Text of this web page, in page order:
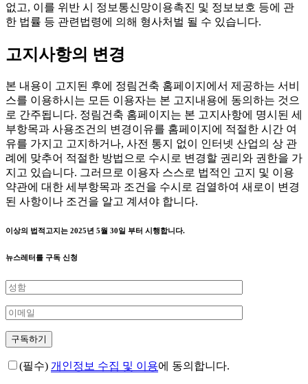
없고, 이를 위반 시 정보통신망이용촉진 및 정보보호 등에 관
한 법률 등 관련법령에 의해 형사처벌 될 수 있습니다.
고지사항의 변경
본 내용이 고지된 후에 정림건축 홈페이지에서 제공하는 서비
스를 이용하시는 모든 이용자는 본 고지내용에 동의하는 것으
로 간주됩니다. 정림건축 홈페이지는 본 고지사항에 명시된 세
부항목과 사용조건의 변경이유를 홈페이지에 적절한 시간 여
유를 가지고 고지하거나, 사전 통지 없이 인터넷 산업의 상 관
례에 맞추어 적절한 방법으로 수시로 변경할 권리와 권한을 가
지고 있습니다. 그러므로 이용자 스스로 법적인 고지 및 이용
약관에 대한 세부항목과 조건을 수시로 검열하여 새로이 변경
된 사항이나 조건을 알고 계셔야 합니다.
이상의 법적고지는 2025년 5월 30일 부터 시행합니다.
뉴스레터를 구독 신청
(필수) 개인정보 수집 및 이용에 동의합니다.